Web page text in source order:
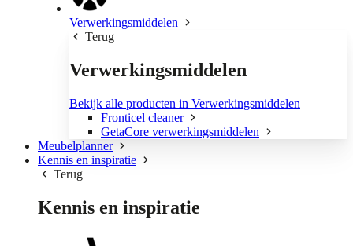
Verwerkingsmiddelen
Terug
Verwerkingsmiddelen
Bekijk alle producten in Verwerkingsmiddelen
Fronticel cleaner
GetaCore verwerkingsmiddelen
Meubelplanner
Kennis en inspiratie
Terug
Kennis en inspiratie